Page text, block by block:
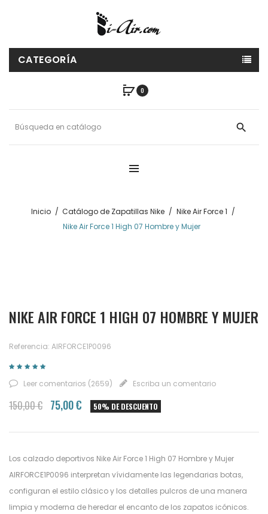
CATEGORÍA
0
search
Inicio Catálogo de Zapatillas Nike
Nike Air Force 1
Nike Air Force 1 High 07 Hombre y Mujer
NIKE AIR FORCE 1 HIGH 07 HOMBRE Y MUJER
Referencia: AIRFORCE1P0096
Leer comentarios (2659) Escriba un comentario
150,00 € 75,00 € 50% DE DESCUENTO
Los calzado deportivos Nike Air Force 1 High 07 Hombre y Mujer
AIRFORCE1P0096 interpretan vívidamente las legendarias botas,
configuran el estilo clásico y los detalles pulcros de una manera
limpia y moderna de heredar el encanto de los zapatos icónicos.